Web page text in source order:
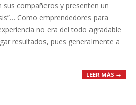
sus compañeros y presenten un
Como emprendedores para
no era del todo agradable
resultados, pues generalmente a
LEER MÁS →